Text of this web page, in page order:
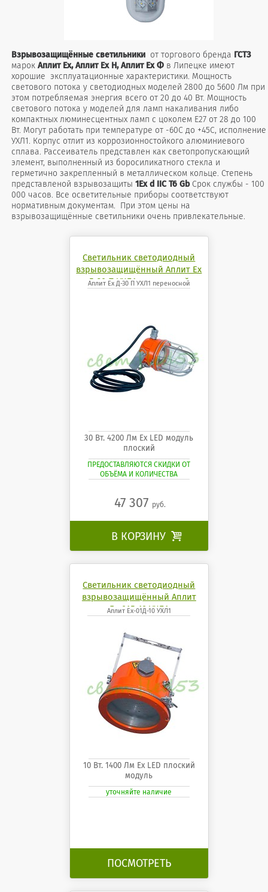
Взрывозащищённые светильникиот торгового бренда ГСТЗ
марок АплитEx, Аплит Ex Н, Аплит Ex Ф в Липецке имеют
хорошие эксплуатационные характеристики. Мощность
светового потока у светодиодных моделей 2800 до 5600 Лм при
этом потребляемая энергия всего от 20 до 40 Вт. Мощность
светового потока у моделей для ламп накаливания либо
компактных люминесцентных ламп с цоколем Е27 от 28 до 100
Вт. Могут работать при температуре от -60С до +45С, исполнение
УХЛ1. Корпус отлит из коррозионностойкого алюминиевого
сплава. Рассеиватель представлен как светопропускающий
элемент, выполненный из боросиликатного стекла и
герметично закрепленный в металлическом кольце. Степень
представленой взрывозащиты 1Ex d IIС T6 GbСрок службы - 100
000 часов. Все осветительные приборы соответствуют
нормативным документам. При этом цены на
взрывозащищённые светильники очень привлекательные.
Светильник светодиодный
взрывозащищённый Аплит Ех
Д-30 П УХЛ1 переносной
Аплит Ех Д-30 П УХЛ1 переносной
30 Вт. 4200 Лм Ех LED модуль
плоский
ПРЕДОСТАВЛЯЮТСЯ СКИДКИ ОТ
ОБЪЁМА И КОЛИЧЕСТВА
47 307 руб.
В КОРЗИНУ 
Светильник светодиодный
взрывозащищённый Аплит
Ех-01Д-10 УХЛ1
Аплит Ех-01Д-10 УХЛ1
10 Вт. 1400 Лм Ех LED плоский
модуль
уточняйте наличие
ПОСМОТРЕТЬ